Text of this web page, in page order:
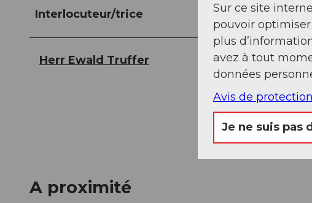
Interlocuteur/trice
Herr Ewald Truffer
A proximité
Sur ce site
pouvoir
plus
avez à tout
données
Avis de
Je ne suis pas